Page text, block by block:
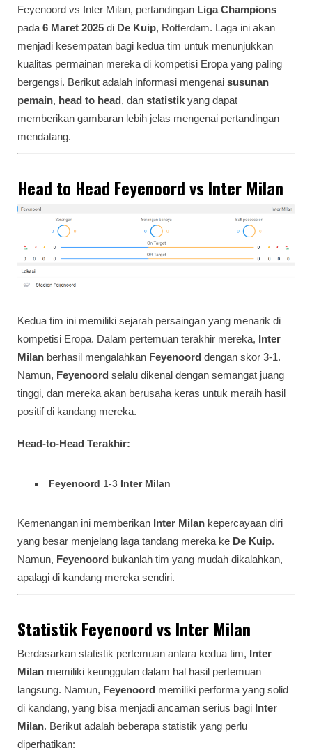
Feyenoord vs Inter Milan, pertandingan Liga Champions
pada 6 Maret 2025 di De Kuip, Rotterdam. Laga ini akan
menjadi kesempatan bagi kedua tim untuk menunjukkan
kualitas permainan mereka di kompetisi Eropa yang paling
bergengsi. Berikut adalah informasi mengenai susunan
pemain, head to head, dan statistik yang dapat
memberikan gambaran lebih jelas mengenai pertandingan
mendatang.
Head to Head Feyenoord vs Inter Milan
Kedua tim ini memiliki sejarah persaingan yang menarik di
kompetisi Eropa. Dalam pertemuan terakhir mereka, Inter
Milan berhasil mengalahkan Feyenoord dengan skor 3-1.
Namun, Feyenoord selalu dikenal dengan semangat juang
tinggi, dan mereka akan berusaha keras untuk meraih hasil
positif di kandang mereka.
Head-to-Head Terakhir:
Feyenoord 1-3 Inter Milan
Kemenangan ini memberikan Inter Milan kepercayaan diri
yang besar menjelang laga tandang mereka ke De Kuip.
Namun, Feyenoord bukanlah tim yang mudah dikalahkan,
apalagi di kandang mereka sendiri.
Statistik Feyenoord vs Inter Milan
Berdasarkan statistik pertemuan antara kedua tim, Inter
Milan memiliki keunggulan dalam hal hasil pertemuan
langsung. Namun, Feyenoord memiliki performa yang solid
di kandang, yang bisa menjadi ancaman serius bagi Inter
Milan. Berikut adalah beberapa statistik yang perlu
diperhatikan: